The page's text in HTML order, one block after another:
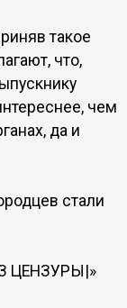
такое
что,
чем
да и
стали
ЦЕНЗУРЫ|»